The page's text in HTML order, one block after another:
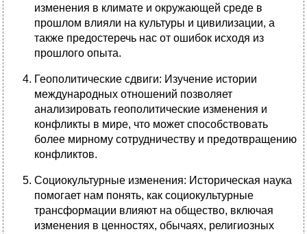
изменения в климате и окружающей среде в
прошлом влияли на культуры и цивилизации, а
также предостеречь нас от ошибок исходя из
прошлого опыта.
Геополитические сдвиги: Изучение истории
международных отношений позволяет
анализировать геополитические изменения и
конфликты в мире, что может способствовать
более мирному сотрудничеству и предотвращению
конфликтов.
Социокультурные изменения: Историческая наука
помогает нам понять, как социокультурные
трансформации влияют на общество, включая
изменения в ценностях, обычаях, религиозных